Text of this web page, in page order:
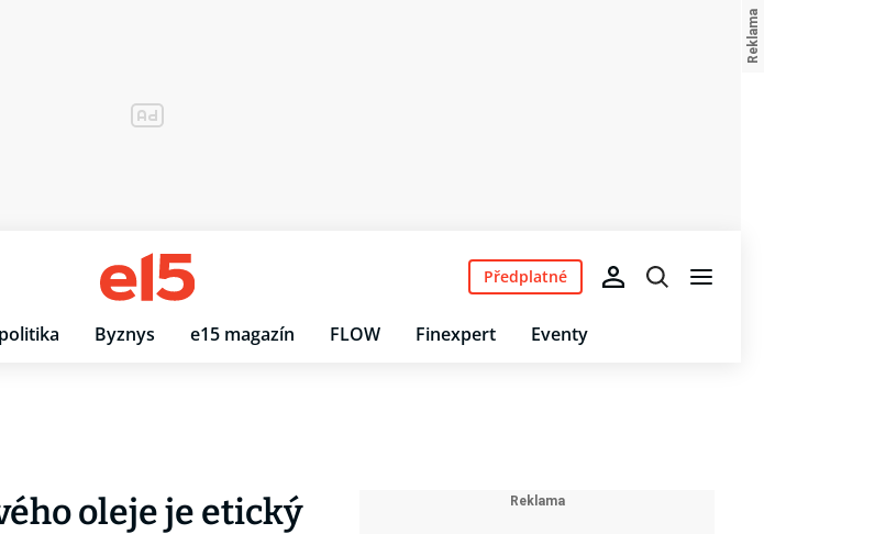
Byznys e15 magazín FLOW Finexpert Eventy
Předplatné
oleje je etický